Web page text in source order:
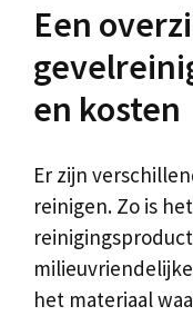
Een
en kosten
Er zijn
reinigen. Zo is
het materiaal